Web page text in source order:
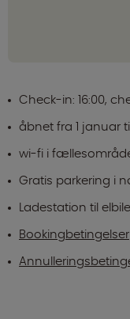
Check-in: 16:00,
åbnet fra 1 januar
wi-fi i
Gratis parkering i
Ladestation til
Bookingbetingelser